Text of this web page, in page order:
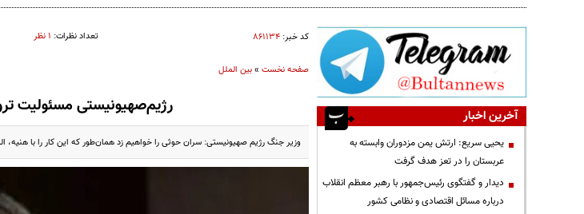
کد خبر: ۸۶۱۱۳۴ تعداد نظرات: ۱ نظر
صفحه نخست»بین الملل
رژیم‌صهیونیستی مسئولیت
وزیر جنگ رژیم صهیونیستی: سران حوثی‌ را خواهیم زد همان‌طور که این کار را با هنیه،
آخرین اخبار
یحیی سریع: ارتش یمن مزدوران وابسته به
عربستان را در تعز هدف گرفت
دیدار و گفتگوی رئیس‌جمهور با رهبر معظم انقلاب
درباره مسائل اقتصادی و نظامی کشور